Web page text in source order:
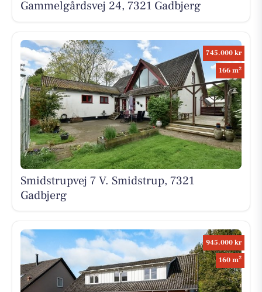
Gammelgårdsvej 24, 7321 Gadbjerg
745.000 kr
166 m2
Smidstrupvej 7 V. Smidstrup, 7321
Gadbjerg
945.000 kr
160 m2